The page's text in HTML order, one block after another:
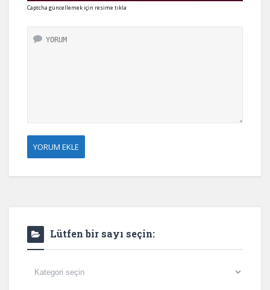
Captcha güncellemek için resime tıkla
Lütfen bir sayı seçin:
Lütfen